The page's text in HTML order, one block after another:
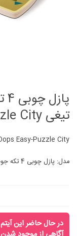
تیغی Oops Easy-Puzzle City
Easy-Puzzle City
مدل: پازل چوبی 4 تکه جوجه تیغی
در حال حاضر این